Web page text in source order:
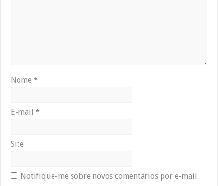
Nome*
E-mail*
Site
Notifique-me sobre novos comentários por e-mail.